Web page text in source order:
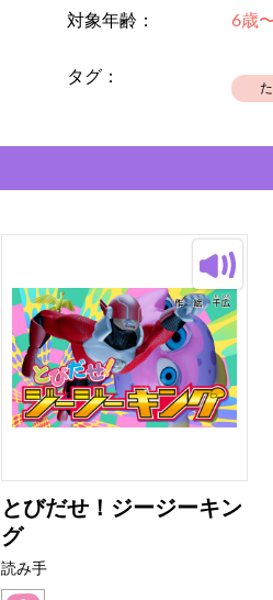
対象年齢： 6歳
タグ：
とびだせ！ジージーキン
グ
読み手